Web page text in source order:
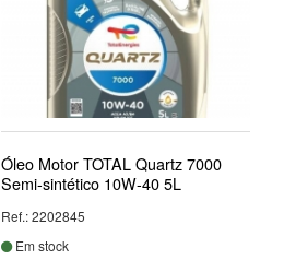
Óleo Motor TOTAL Quartz 7000
Semi-sintético 10W-40 5L
Ref.: 2202845
Em stock